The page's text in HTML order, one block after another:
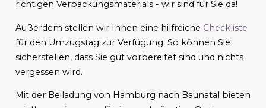
richtigen Verpackungsmaterials - wir sind für Sie da!
Außerdem stellen wir Ihnen eine hilfreiche Checkliste
für den Umzugstag zur Verfügung. So können Sie
sicherstellen, dass Sie gut vorbereitet sind und nichts
vergessen wird.
Mit der Beiladung von Hamburg nach Baunatal bieten